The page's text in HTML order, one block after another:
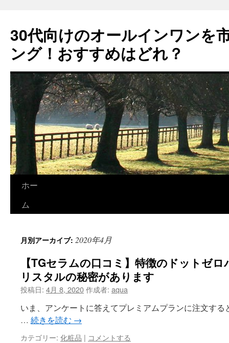
テ
ン
ツ
へ
ッ
プ
30代向けのオールインワンを
ング！おすすめはどれ？
ホー
ム
月別アーカイブ: 2020年4月
【TGセラムの口コミ】特徴のドットゼ
リスタルの秘密があります
投稿日: 4月 8, 2020作成者: aqua
いま、アンケートに答えてプレミアムプランに注文す
… 続きを読む →
カテゴリー: 化粧品 | コメントする